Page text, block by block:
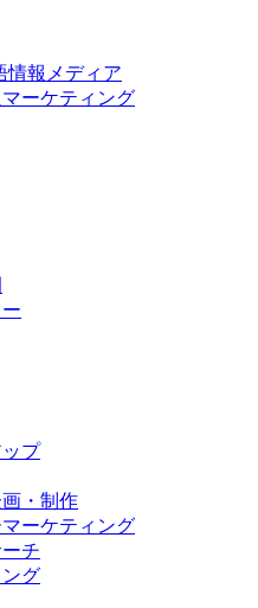
情報メディア
ーケティング
プ
・制作
ーケティング
チ
グ